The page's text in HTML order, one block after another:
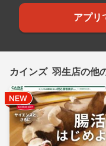
アプリ
カインズ 羽生店の他